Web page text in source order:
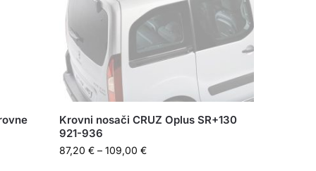
Krovni nosači CRUZ Oplus SR+130
921-936
87,20€ – 109,00€